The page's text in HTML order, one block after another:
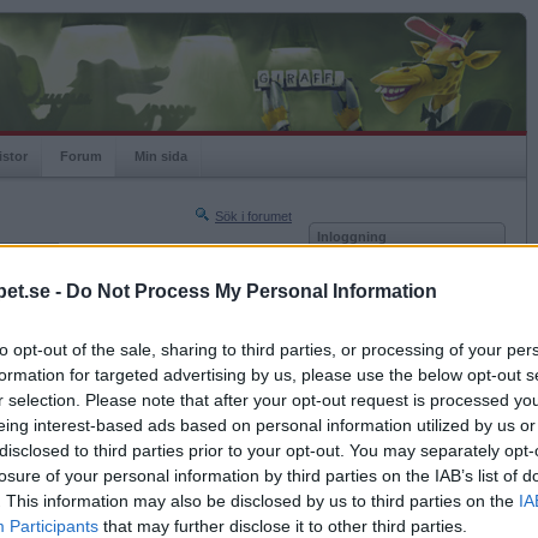
- Do Not Process My Personal Information
opt-out of the sale, sharing to third parties, or processing of your
for targeted advertising by us, please use the below opt-out
selection. Please note that after your opt-out request is processed
interest-based ads based on personal information utilized by us
to third parties prior to your opt-out. You may separately
of your personal information by third parties on the IAB’s list of
This information may also be disclosed by us to third parties on the
Participants that may further disclose it to other third parties.
Forum Min sida
Sök i forumet
Nästa sida »
2017-05-22 21:14
Inloggning
Kom ihåg mig
Glömt ditt lösenord?
Få ny aktiveringslänk
Betapet är gratis!